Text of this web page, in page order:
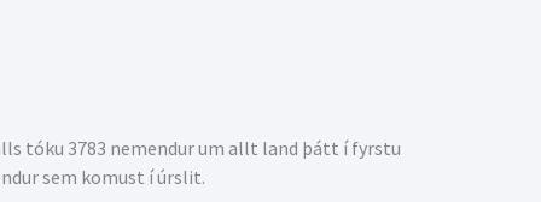
tóku 3783 nemendur um allt land þátt í fyrstu
sem komust í úrslit.